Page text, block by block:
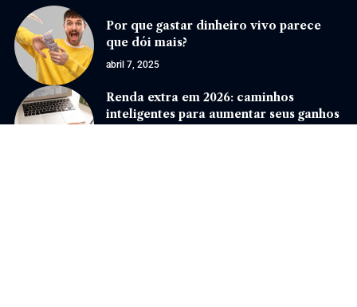
Por que gastar dinheiro vivo parece
que dói mais?
abril 7, 2025
Renda extra em 2026: caminhos
inteligentes para aumentar seus ganhos